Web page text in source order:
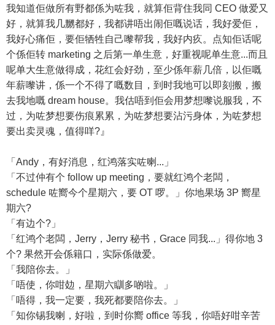
我知道佢做所有野都係为咗我，就算佢背住我同 CEO 做爱又
好，就算我几嬲都好，我都讲唔出闹佢嘅说话，我好爱佢，
我好心痛佢，要佢牺牲自己嚟帮我，我好内疚。点知佢话呢
个係佢转 marketing 之后第一单生意，好重视呢单生意...而且
呢单大生意做得成，花红会好劲，至少係年薪几倍，以佢嘅
年薪嚟讲，係一个不得了嘅数目，到时我地可以即刻搬，搬
去我地嘅 dream house。我估唔到佢会用梦想嚟说服我，不
过，为咗梦想要伤痕累累，为咗梦想要沾污身体，为咗梦想
要出卖灵魂，值得咩?』
「Andy，有好消息，红鸿落实咗喇...」
「不过仲有个 follow up meeting，要就红鸿个老闆，
schedule 咗嚮今个星期六，要 OT 啰。」你地果场 3P 嚮星
期六?
「有边个?」
「红鸿个老闆，Jerry，Jerry 秘书，Grace 同我...」得你地 3
个? 果然开会係籍口，实际係做爱。
「我陪你去。」
「唔使，你咁攰，星期六瞓多啲啦。」
「唔得，我一定要，我死都要陪你去。」
「知你锡我喇，好啦，到时你嚮 office 等我，你唔好咁辛苦